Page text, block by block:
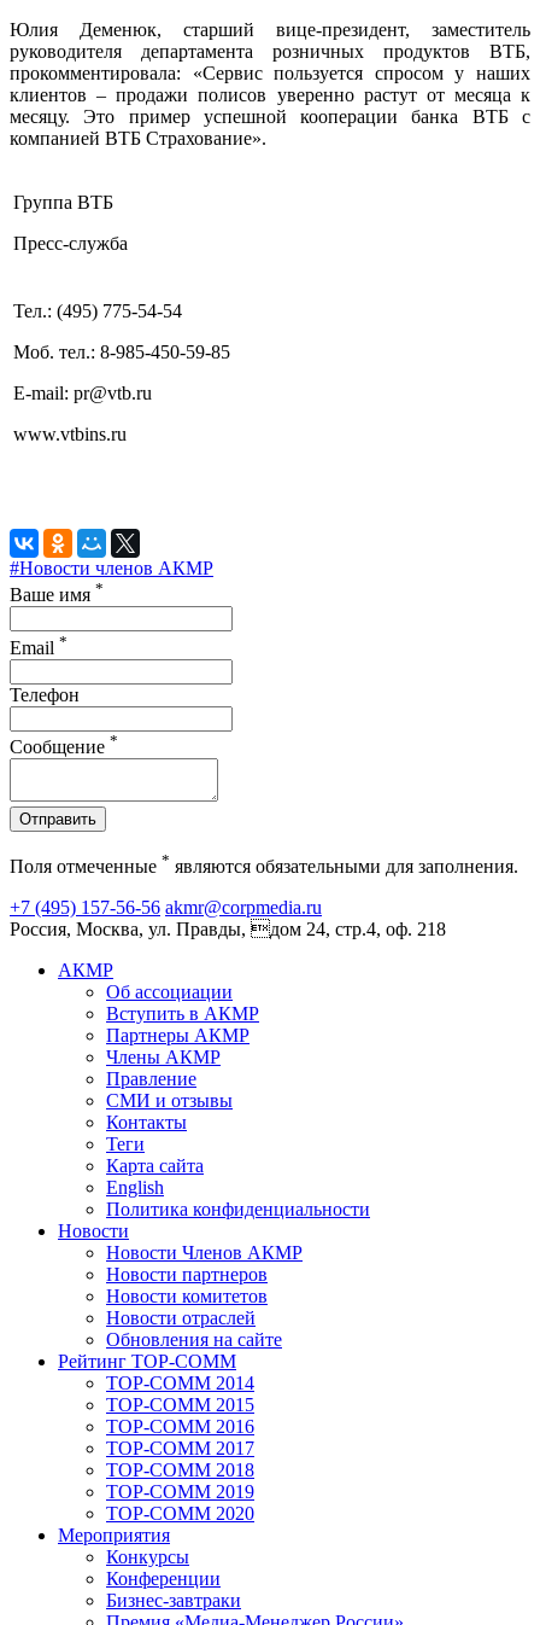
Юлия Деменюк, старший вице-президент, заместитель
руководителя департамента розничных продуктов ВТБ,
прокомментировала: «Сервис пользуется спросом у наших
клиентов – продажи полисов уверенно растут от месяца к
месяцу. Это пример успешной кооперации банка ВТБ с
компанией ВТБ Страхование».
Группа ВТБ
Пресс-служба
Тел.: (495) 775-54-54
Моб. тел.: 8-985-450-59-85
E-mail: pr@vtb.ru
www.vtbins.ru
#Новости членов АКМР
Ваше имя *
Email *
Телефон
Сообщение *
Отправить
Поля отмеченные * являются обязательными для заполнения.
+7 (495) 157-56-56 akmr@corpmedia.ru
Россия, Москва, ул. Правды, дом 24, стр.4, оф. 218
АКМР
Об ассоциации
Вступить в АКМР
Партнеры АКМР
Члены АКМР
Правление
СМИ и отзывы
Контакты
Теги
Карта сайта
English
Политика конфиденциальности
Новости
Новости Членов АКМР
Новости партнеров
Новости комитетов
Новости отраслей
Обновления на сайте
Рейтинг TOP-COMM
TOP-COMM 2014
TOP-COMM 2015
TOP-COMM 2016
TOP-COMM 2017
TOP-COMM 2018
TOP-COMM 2019
TOP-COMM 2020
Мероприятия
Конкурсы
Конференции
Бизнес-завтраки